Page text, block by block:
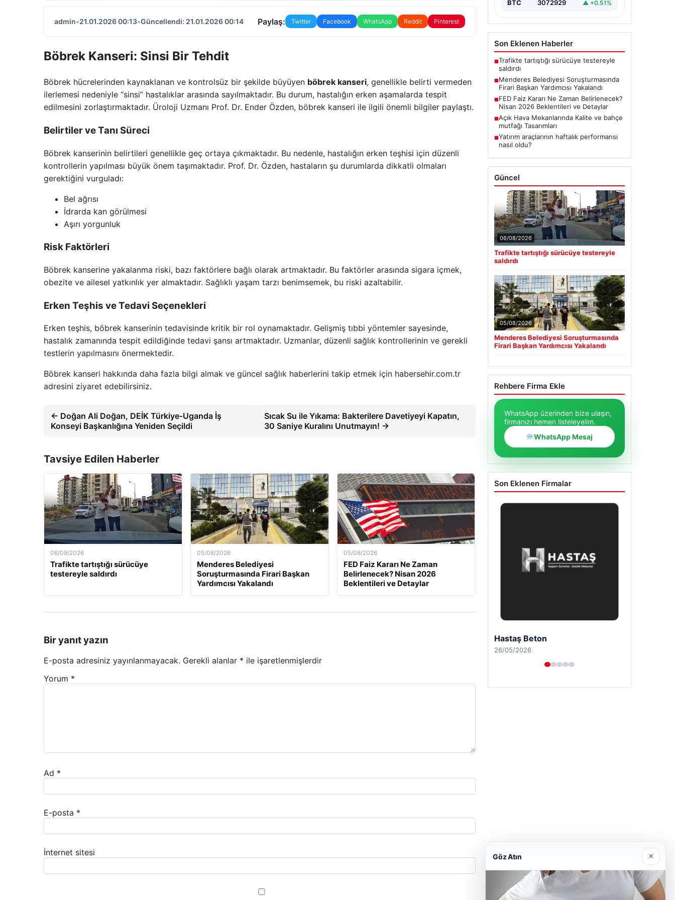
admin•21.01.2026 00:13•Güncellendi: 21.01.2026 00:14 Paylaş: Twitter Facebook WhatsApp Reddit Pinterest
Böbrek Kanseri: Sinsi Bir Tehdit
Böbrek hücrelerinden kaynaklanan ve kontrolsüz bir şekilde büyüyen böbrek kanseri, genellikle belirti vermeden
ilerlemesi nedeniyle “sinsi” hastalıklar arasında sayılmaktadır. Bu durum, hastalığın erken aşamalarda tespit
edilmesini zorlaştırmaktadır. Üroloji Uzmanı Prof. Dr. Ender Özden, böbrek kanseri ile ilgili önemli bilgiler paylaştı.
Belirtiler ve Tanı Süreci
Böbrek kanserinin belirtileri genellikle geç ortaya çıkmaktadır. Bu nedenle, hastalığın erken teşhisi için düzenli
kontrollerin yapılması büyük önem taşımaktadır. Prof. Dr. Özden, hastaların şu durumlarda dikkatli olmaları
gerektiğini vurguladı:
Bel ağrısı
İdrarda kan görülmesi
Aşırı yorgunluk
Risk Faktörleri
Böbrek kanserine yakalanma riski, bazı faktörlere bağlı olarak artmaktadır. Bu faktörler arasında sigara içmek,
obezite ve ailesel yatkınlık yer almaktadır. Sağlıklı yaşam tarzı benimsemek, bu riski azaltabilir.
Erken Teşhis ve Tedavi Seçenekleri
Erken teşhis, böbrek kanserinin tedavisinde kritik bir rol oynamaktadır. Gelişmiş tıbbi yöntemler sayesinde,
hastalık zamanında tespit edildiğinde tedavi şansı artmaktadır. Uzmanlar, düzenli sağlık kontrollerinin ve gerekli
testlerin yapılmasını önermektedir.
Böbrek kanseri hakkında daha fazla bilgi almak ve güncel sağlık haberlerini takip etmek için habersehir.com.tr
adresini ziyaret edebilirsiniz.
← Doğan Ali Doğan, DEİK Türkiye-Uganda İş
Konseyi Başkanlığına Yeniden Seçildi
Sıcak Su ile Yıkama: Bakterilere Davetiyeyi Kapatın,
30 Saniye Kuralını Unutmayın! →
Tavsiye Edilen Haberler
06/08/2026
Trafikte tartıştığı sürücüye
testereyle saldırdı
05/08/2026
Menderes Belediyesi
Soruşturmasında Firari Başkan
Yardımcısı Yakalandı
05/08/2026
FED Faiz Kararı Ne Zaman
Belirlenecek? Nisan 2026
Beklentileri ve Detaylar
Bir yanıt yazın
E-posta adresiniz yayınlanmayacak. Gerekli alanlar * ile işaretlenmişlerdir
Yorum *
Ad *
E-posta *
İnternet sitesi
BTC 3072929 ▲ +0.51%
Son Eklenen Haberler
■Trafikte tartıştığı sürücüye testereyle
saldırdı
■Menderes Belediyesi Soruşturmasında
Firari Başkan Yardımcısı Yakalandı
■FED Faiz Kararı Ne Zaman Belirlenecek?
Nisan 2026 Beklentileri ve Detaylar
■Açık Hava Mekanlarında Kalite ve bahçe
mutfağı Tasarımları
■Yatırım araçlarının haftalık performansı
nasıl oldu?
Güncel
06/08/2026
Trafikte tartıştığı sürücüye testereyle
saldırdı
05/08/2026
Menderes Belediyesi Soruşturmasında
Firari Başkan Yardımcısı Yakalandı
Rehbere Firma Ekle
WhatsApp üzerinden bize ulaşın,
firmanızı hemen listeleyelim.
WhatsApp Mesaj
Son Eklenen Firmalar
Enes Kaplan Avukatlık Bürosu
28/04/2026
Göz Atın ×